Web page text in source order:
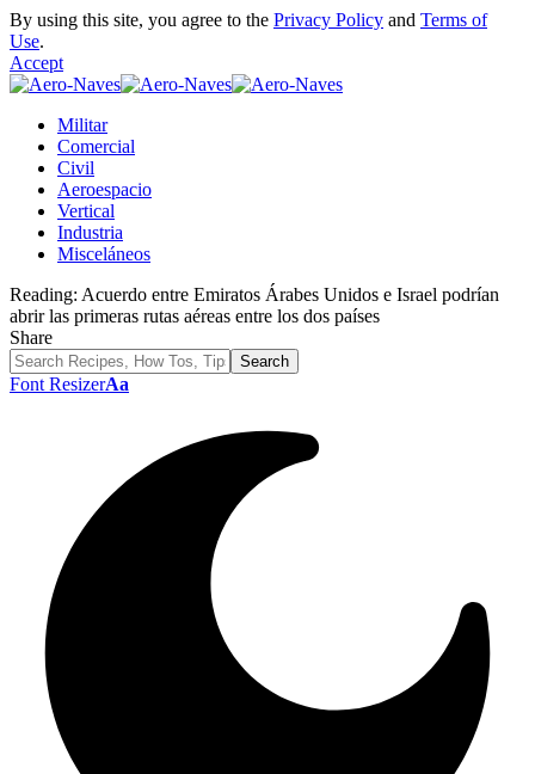
By using this site, you agree to the Privacy Policy and Terms of
Use.
Accept
Militar
Comercial
Civil
Aeroespacio
Vertical
Industria
Misceláneos
Reading: Acuerdo entre Emiratos Árabes Unidos e Israel podrían
abrir las primeras rutas aéreas entre los dos países
Share
Font ResizerAa